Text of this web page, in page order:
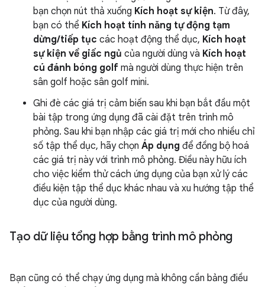
bạn chọn nút thả xuống Kích hoạt sự kiện. Từ đây,
bạn có thể Kích hoạt tính năng tự động tạm
dừng/tiếp tục các hoạt động thể dục, Kích hoạt
sự kiện về giấc ngủ của người dùng và Kích hoạt
cú đánh bóng golf mà người dùng thực hiện trên
sân golf hoặc sân golf mini.
Ghi đè các giá trị cảm biến sau khi bạn bắt đầu một
bài tập trong ứng dụng đã cài đặt trên trình mô
phỏng. Sau khi bạn nhập các giá trị mới cho nhiều chỉ
số tập thể dục, hãy chọn Áp dụng để đồng bộ hoá
các giá trị này với trình mô phỏng. Điều này hữu ích
cho việc kiểm thử cách ứng dụng của bạn xử lý các
điều kiện tập thể dục khác nhau và xu hướng tập thể
dục của người dùng.
Tạo dữ liệu tổng hợp bằng trình mô phỏng
Bạn cũng có thể chạy ứng dụng mà không cần bảng điều